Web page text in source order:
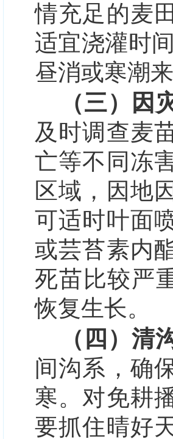
情充足 的麦
适宜浇灌时
昼消或寒潮来
（三）因
及时调查麦
亡等不同冻
区域，因地
可适时叶面
或芸苔素内
死苗比较严
恢复生长。
（四）清
间沟系， 确
寒。 对免耕
要抓住晴好